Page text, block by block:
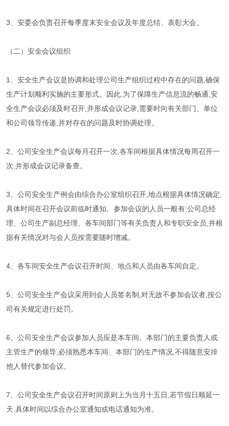
3、安委会负责召开每季度末安全会议及年度总结、表彰大会。
（二）安全会议组织
1、安全生产会议是协调和处理公司生产组织过程中存在的问题,确保
生产计划顺利实施的主要形式。因此,为了保障生产信息流的畅通,安
全生产会议必须及时召开,并形成会议记录,需要时向有关部门、单位
和公司领导传递,并对存在的问题及时协调处理。
2、公司安全生产会议每月召开一次,各车间根据具体情况每周召开一
次,并形成会议记录备查。
3、公司安全生产例会由综合办公室组织召开,地点根据具体情况确定,
具体时间在召开会议前临时通知。参加会议的人员一般有:公司总经
理、公司生产副总经理、各车间部门等有关负责人和专职安全员,并根
据有关情况对与会人员按需要随时增减。
4、各车间安全生产会议召开时间、地点和人员由各车间自定。
5、公司安全生产会议采用到会人员签名制,对无故不参加会议者,按公
司有关规定进行处罚。
6、公司安全生产会议参加人员应是本车间、本部门的主要负责人或
主管生产的领导,必须熟悉本车间、本部门的生产情况,不得随意安排
他人替代参加会议。
7、公司安全生产会议召开时间原则上为当月十五日,若节假日顺延一
天,具体时间以综合办公室通知或电话通知为准。